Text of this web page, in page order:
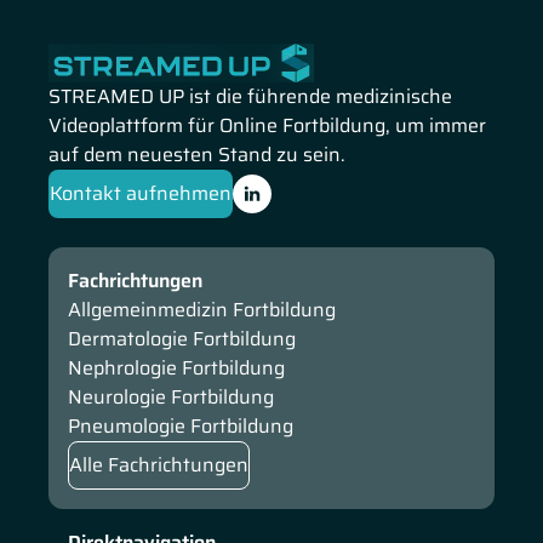
GLP1- / Glucagon-Co-Agonisten und frühe klinische Daten
zu Pemvidutide.
STREAMED UP ist die führende medizinische
Videoplattform für Online Fortbildung, um immer
auf dem neuesten Stand zu sein.
Kontakt aufnehmen
Fachrichtungen
Allgemeinmedizin Fortbildung
Dermatologie Fortbildung
Nephrologie Fortbildung
Neurologie Fortbildung
Pneumologie Fortbildung
Alle Fachrichtungen